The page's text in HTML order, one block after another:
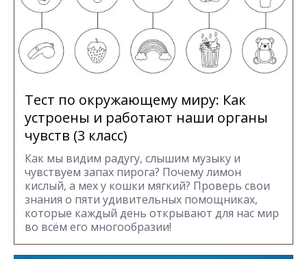
Тест по окружающему миру: Как
устроены и работают наши органы
чувств (3 класс)
Как мы видим радугу, слышим музыку и
чувствуем запах пирога? Почему лимон
кислый, а мех у кошки мягкий? Проверь свои
знания о пяти удивительных помощниках,
которые каждый день открывают для нас мир
во всём его многообразии!